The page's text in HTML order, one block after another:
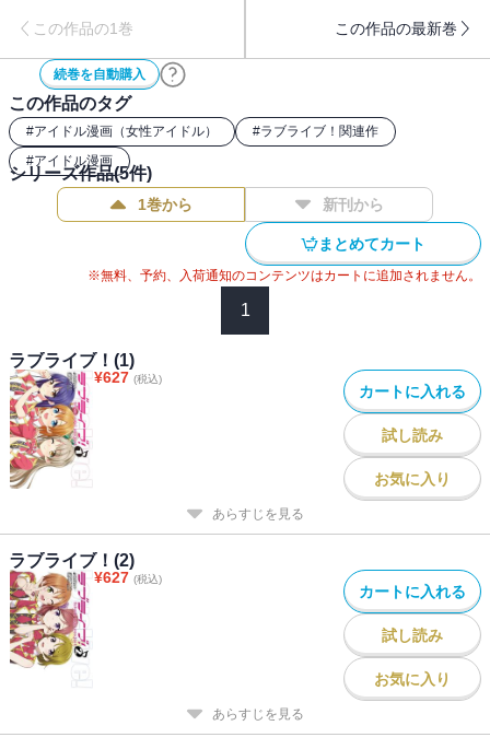
この作品の1巻 この作品の最新巻
続巻を自動購入
この作品のタグ
#アイドル漫画（女性アイドル） #ラブライブ！関連作
#アイドル漫画
シリーズ作品(5件)
1巻から 新刊から
まとめてカート
※無料、予約、入荷通知のコンテンツはカートに追加されません。
1
ラブライブ！(1)
¥627 (税込)
カートに入れる
試し読み
お気に入り
あらすじを見る
ラブライブ！(2)
¥627 (税込)
カートに入れる
試し読み
お気に入り
あらすじを見る